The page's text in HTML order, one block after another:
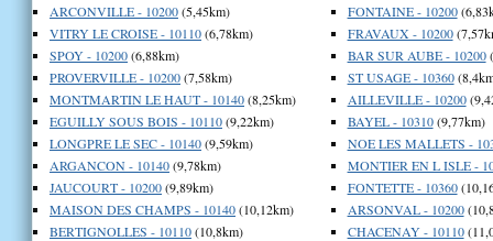
ARCONVILLE - 10200(5,45km)
VITRY LE CROISE - 10110(6,78km)
SPOY - 10200(6,88km)
PROVERVILLE - 10200(7,58km)
MONTMARTIN LE HAUT - 10140(8,25km)
EGUILLY SOUS BOIS - 10110(9,22km)
LONGPRE LE SEC - 10140(9,59km)
ARGANCON - 10140(9,78km)
JAUCOURT - 10200(9,89km)
MAISON DES CHAMPS - 10140(10,12km)
BERTIGNOLLES - 10110(10,8km)
FONTAINE - 10200
FRAVAUX - 10200
BAR SUR AUBE - 10200
ST USAGE - 10360
AILLEVILLE - 10200
BAYEL - 10310(9,77km)
NOE LES MALLETS -
MONTIER EN L ISLE -
FONTETTE - 10360
ARSONVAL - 10200
CHACENAY - 10110